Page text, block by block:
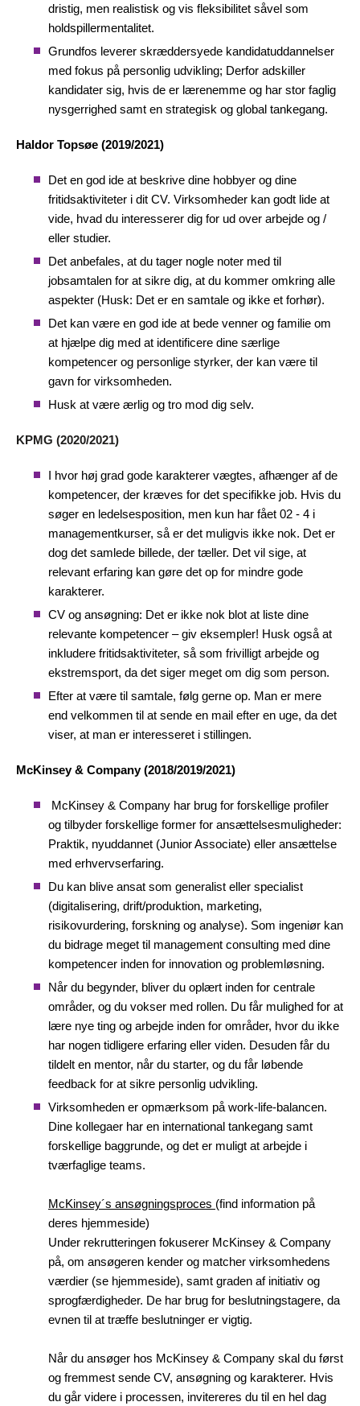
dristig, men realistisk og vis fleksibilitet såvel som
holdspillermentalitet.
Grundfos leverer skræddersyede kandidatuddannelser
med fokus på personlig udvikling; Derfor adskiller
kandidater sig, hvis de er lærenemme og har stor faglig
nysgerrighed samt en strategisk og global tankegang.
Haldor Topsøe (2019/2021)
Det en god ide at beskrive dine hobbyer og dine
fritidsaktiviteter i dit CV. Virksomheder kan godt lide at
vide, hvad du interesserer dig for ud over arbejde og /
eller studier.
Det anbefales, at du tager nogle noter med til
jobsamtalen for at sikre dig, at du kommer omkring alle
aspekter (Husk: Det er en samtale og ikke et forhør).
Det kan være en god ide at bede venner og familie om
at hjælpe dig med at identificere dine særlige
kompetencer og personlige styrker, der kan være til
gavn for virksomheden.
Husk at være ærlig og tro mod dig selv.
KPMG (2020/2021)
I hvor høj grad gode karakterer vægtes, afhænger af de
kompetencer, der kræves for det specifikke job. Hvis du
søger en ledelsesposition, men kun har fået 02 - 4 i
managementkurser, så er det muligvis ikke nok. Det er
dog det samlede billede, der tæller. Det vil sige, at
relevant erfaring kan gøre det op for mindre gode
karakterer.
CV og ansøgning: Det er ikke nok blot at liste dine
relevante kompetencer – giv eksempler! Husk også at
inkludere fritidsaktiviteter, så som frivilligt arbejde og
ekstremsport, da det siger meget om dig som person.
Efter at være til samtale, følg gerne op. Man er mere
end velkommen til at sende en mail efter en uge, da det
viser, at man er interesseret i stillingen.
McKinsey & Company (2018/2019/2021)
McKinsey & Company har brug for forskellige profiler
og tilbyder forskellige former for ansættelsesmuligheder:
Praktik, nyuddannet (Junior Associate) eller ansættelse
med erhvervserfaring.
Du kan blive ansat som generalist eller specialist
(digitalisering, drift/produktion, marketing,
risikovurdering, forskning og analyse). Som ingeniør kan
du bidrage meget til management consulting med dine
kompetencer inden for innovation og problemløsning.
Når du begynder, bliver du oplært inden for centrale
områder, og du vokser med rollen. Du får mulighed for at
lære nye ting og arbejde inden for områder, hvor du ikke
har nogen tidligere erfaring eller viden. Desuden får du
tildelt en mentor, når du starter, og du får løbende
feedback for at sikre personlig udvikling.
Virksomheden er opmærksom på work-life-balancen.
Dine kollegaer har en international tankegang samt
forskellige baggrunde, og det er muligt at arbejde i
tværfaglige teams.
McKinsey´s ansøgningsproces (find information på
deres hjemmeside)
Under rekrutteringen fokuserer McKinsey & Company
på, om ansøgeren kender og matcher virksomhedens
værdier (se hjemmeside), samt graden af initiativ og
sprogfærdigheder. De har brug for beslutningstagere, da
evnen til at træffe beslutninger er vigtig.
Når du ansøger hos McKinsey & Company skal du først
og fremmest sende CV, ansøgning og karakterer. Hvis
du går videre i processen, invitereres du til en hel dag